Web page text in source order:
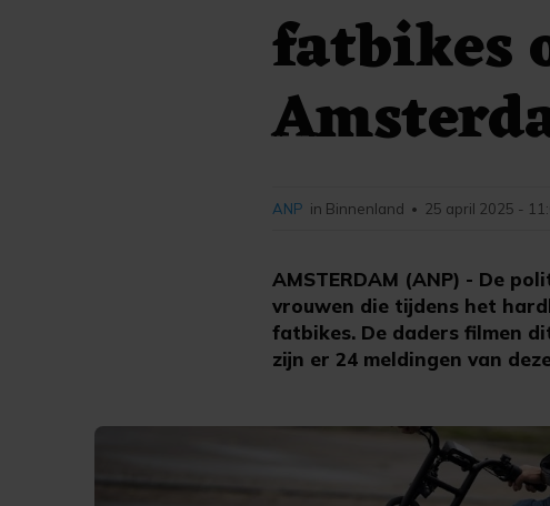
fatbikes
AMSTERDAM (ANP) - De
vrouwen die tijdens het
fatbikes. De daders filmen
zijn er 24 meldingen van
ANP in Binnenland • 25 april 2025 -